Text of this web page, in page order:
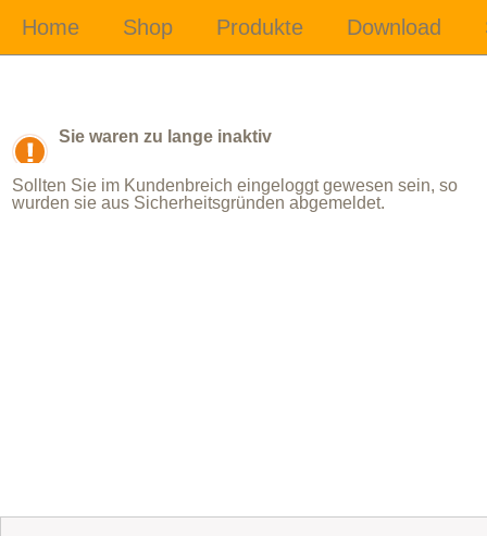
Sie waren zu lange inaktiv
Sollten Sie im Kundenbreich eingeloggt gewesen sein, so
wurden sie aus Sicherheitsgründen abgemeldet.